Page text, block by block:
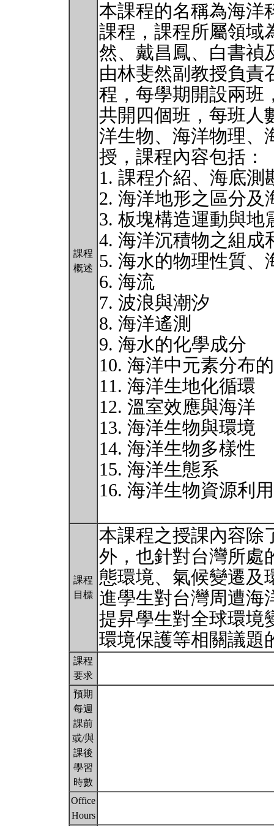
課程
概述
本課程的名稱為海洋
課程，課程所屬領域
然、戴昌鳳、白書禎
由林斐然副教授負責
程，每學期開設兩班
共開四個班，每班人
洋生物、海洋物理、
授，課程內容包括：
1. 課程介紹、海底測
2. 海洋地形之區分及
3. 板塊構造運動與地
4. 海洋沉積物之組成
5. 海水的物理性質、
6. 海流
7. 波浪與潮汐
8. 海洋遙測
9. 海水的化學成分
10. 海洋中元素分布
11. 海洋生地化循環
12. 溫室效應與海洋
13. 海洋生物與環境
14. 海洋生物多樣性
15. 海洋生態系
16. 海洋生物資源利
課程
目標
本課程之授課內容除
外，也針對台灣所處
態環境、氣候變遷及
進學生對台灣周遭海
提昇學生對全球環境
環境保護等相關議
課程
要求
預期
每週
課前
或/與
課後
學習
時數
Office
Hours